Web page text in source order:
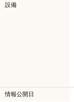
設備
情報公開日